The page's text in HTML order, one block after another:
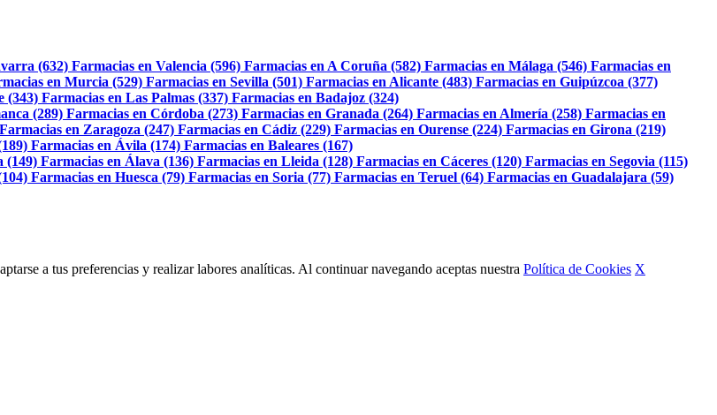
(632) Farmacias en Valencia (596) Farmacias en A Coruña (582) Farmacias en Málaga (546) Farmacias en
en Murcia (529) Farmacias en Sevilla (501) Farmacias en Alicante (483) Farmacias en Guipúzcoa (377)
(343) Farmacias en Las Palmas (337) Farmacias en Badajoz (324)
(289) Farmacias en Córdoba (273) Farmacias en Granada (264) Farmacias en Almería (258) Farmacias en
Farmacias en Zaragoza (247) Farmacias en Cádiz (229) Farmacias en Ourense (224) Farmacias en Girona (219)
Farmacias en Ávila (174) Farmacias en Baleares (167)
(149) Farmacias en Álava (136) Farmacias en Lleida (128) Farmacias en Cáceres (120) Farmacias en Segovia (115)
Farmacias en Huesca (79) Farmacias en Soria (77) Farmacias en Teruel (64) Farmacias en Guadalajara (59)
a tus preferencias y realizar labores analíticas. Al continuar navegando aceptas nuestra Política de Cookies X